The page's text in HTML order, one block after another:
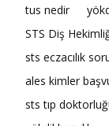
tus nedir
STS Diş
sts eczacılık
ales kimler
sts tıp